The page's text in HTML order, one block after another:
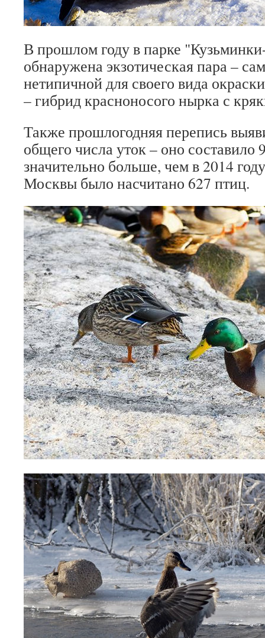
В прошлом году в парке
обнаружена экзотическая пара –
нетипичной для своего вида
– гибрид красноносого нырка с
Также прошлогодняя перепись
общего числа уток – оно составило
значительно больше, чем в 2014
Москвы было насчитано 627 птиц.